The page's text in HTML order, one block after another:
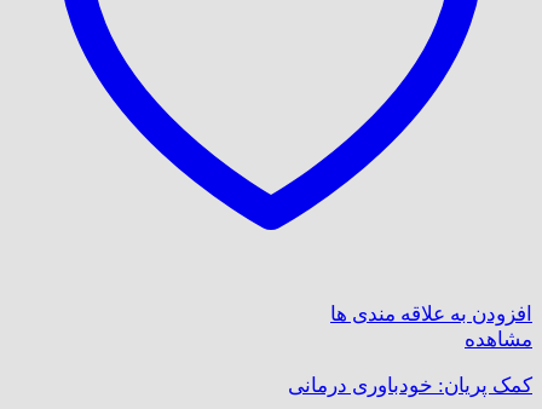
افزودن به علاقه مندی ها
مشاهده
کمک پریان: خودباوری درمانی